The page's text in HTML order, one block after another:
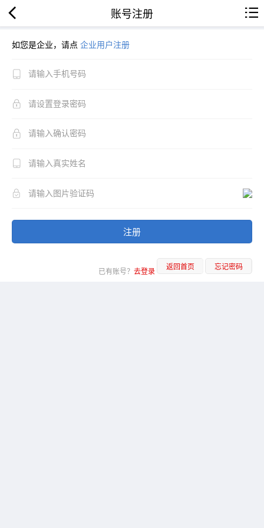
账号注册
如您是企业，请点 企业用户注册
注册
已有账号？ 去登录 返回首页 忘记密码